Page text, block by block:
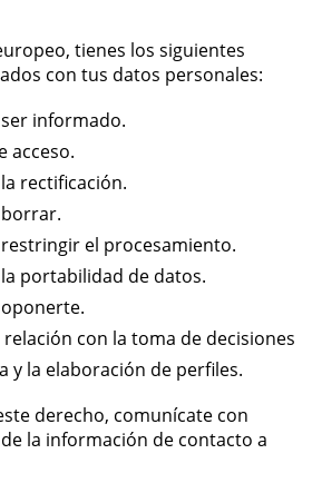
tienes los siguientes
con tus datos personales:
informado.
acceso.
rectificación.
el procesamiento.
portabilidad de datos.
con la toma de decisiones
y la elaboración de perfiles.
derecho, comunícate con
la información de contacto a